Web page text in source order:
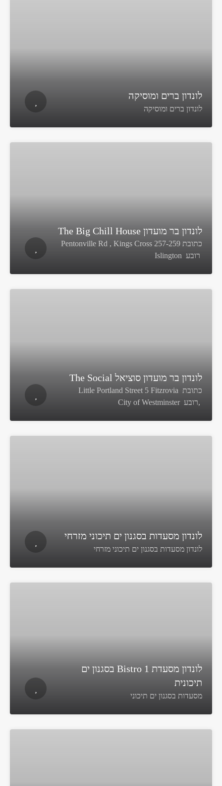
לונדון ברים ומוסיקה
לונדון ברים ומוסיקה
לונדון בר מועדון The Big Chill House
כתובת 257-259 Pentonville Rd , Kings Cross
רובע Islington
לונדון בר מועדון סוציאל The Social
כתובת Little Portland Street 5 Fitzrovia
,רובע City of Westminster
לונדון מסעדות בסגנון ים תיכוני מזרחי
לונדון מסעדות בסגנון ים תיכוני מזרחי
לונדון מסעדת Bistro 1 בסגנון ים
תיכונית
מסעדות בסגנון ים תיכוני